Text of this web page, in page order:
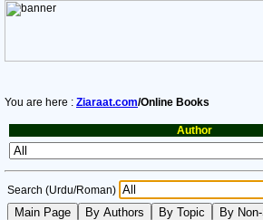
You are here : Ziaraat.com/Online Books
Author
Search (Urdu/Roman)